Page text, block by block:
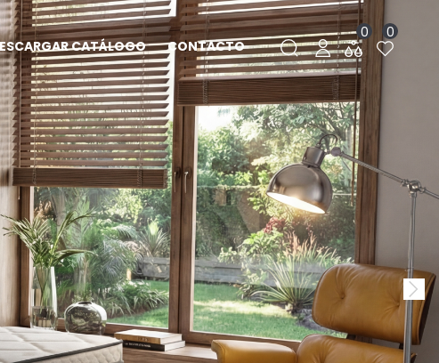
CATÁLOGO CONTACTO
0 0